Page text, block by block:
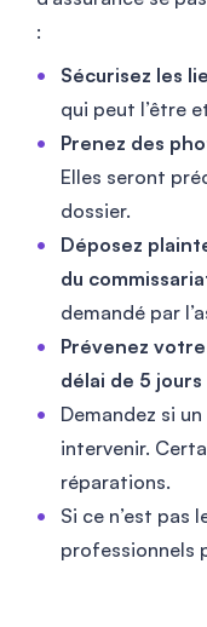
:
Sécurisez les
qui peut l’être
Prenez des
Elles seront
dossier.
Déposez
du
demandé par
Prévenez
délai de 5
Demandez si
intervenir.
réparations.
Si ce n’est pas
professionnels